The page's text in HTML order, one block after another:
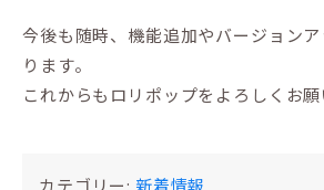
今後も随時、機能追加やバージョン
ります。
これからもロリポップをよろしくお願
カテゴリー: 新着情報